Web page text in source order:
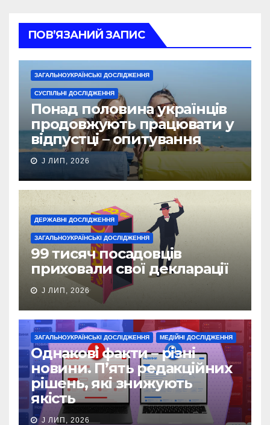
ПОВ’ЯЗАНИЙ ЗАПИС
ЗАГАЛЬНОУКРАЇНСЬКІ ДОСЛІДЖЕННЯ
СУСПІЛЬНІ ДОСЛІДЖЕННЯ
Понад половина українців
продовжують працювати у
відпустці – опитування
J ЛИП, 2026
ДЕРЖАВНІ ДОСЛІДЖЕННЯ
ЗАГАЛЬНОУКРАЇНСЬКІ ДОСЛІДЖЕННЯ
99 тисяч посадовців
приховали свої декларації
J ЛИП, 2026
ЗАГАЛЬНОУКРАЇНСЬКІ ДОСЛІДЖЕННЯ МЕДІЙНІ ДОСЛІДЖЕННЯ
Однакові факти – різні
новини. П’ять редакційних
рішень, які знижують
якість
J ЛИП, 2026